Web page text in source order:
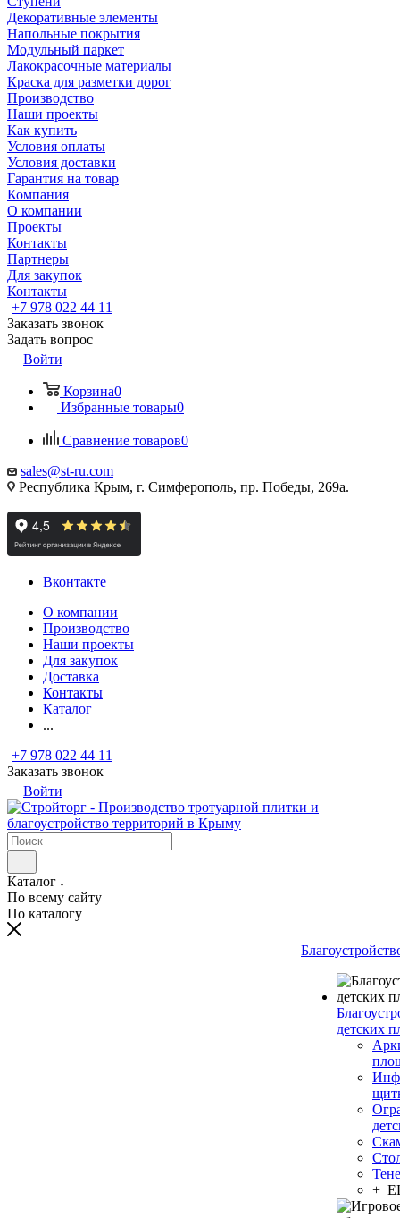
Декоративные элементы
Напольные покрытия
Модульный паркет
Лакокрасочные материалы
Краска для разметки дорог
Производство
Наши проекты
Как купить
Условия оплаты
Условия доставки
Гарантия на товар
Компания
О компании
Проекты
Контакты
Партнеры
Для закупок
Контакты
+7 978 022 44 11
Заказать звонок
Задать вопрос
Войти
Корзина0
Избранные товары0
Сравнение товаров0
sales@st-ru.com
Республика Крым, г. Симферополь, пр. Победы, 269а.
Вконтакте
О компании
Производство
Наши проекты
Для закупок
Доставка
Контакты
Каталог
...
+7 978 022 44 11
Заказать звонок
Войти
Каталог
По всему сайту
По каталогу
детских
+